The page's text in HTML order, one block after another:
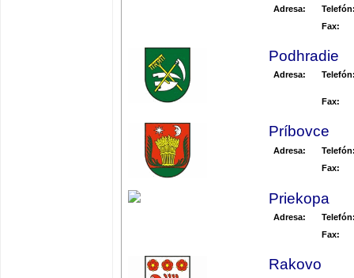
Adresa:
Fax:
Podhradie
Adresa:
Fax:
Príbovce
Adresa:
Fax:
Priekopa
Adresa:
Fax:
Rakovo